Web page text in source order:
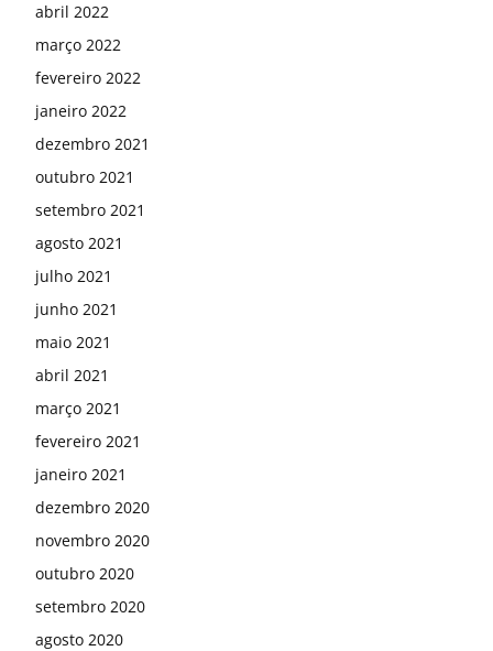
abril 2022
março 2022
fevereiro 2022
janeiro 2022
dezembro 2021
outubro 2021
setembro 2021
agosto 2021
julho 2021
junho 2021
maio 2021
abril 2021
março 2021
fevereiro 2021
janeiro 2021
dezembro 2020
novembro 2020
outubro 2020
setembro 2020
agosto 2020